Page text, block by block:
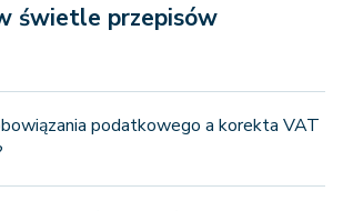
świetle przepisów
podatkowego a korekta VAT